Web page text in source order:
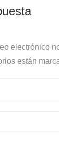
electrónico
están